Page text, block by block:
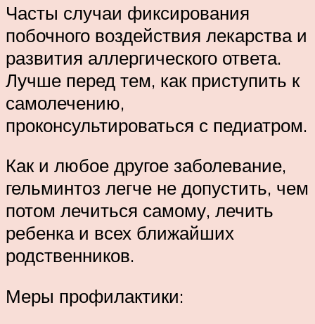
Часты случаи фиксирования
побочного воздействия лекарства и
развития аллергического ответа.
Лучше перед тем, как приступить к
самолечению,
проконсультироваться с педиатром.
Как и любое другое заболевание,
гельминтоз легче не допустить, чем
потом лечиться самому, лечить
ребенка и всех ближайших
родственников.
Меры профилактики: